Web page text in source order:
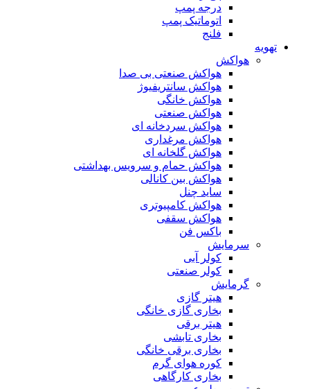
درجه پمپ
اتوماتیک پمپ
فلنج
تهویه
هواکش
هواکش صنعتی بی صدا
هواکش سانتریفیوژ
هواکش خانگی
هواکش صنعتی
هواکش سردخانه ای
هواکش مرغداری
هواکش گلخانه ای
هواکش حمام و سرویس بهداشتی
هواکش بین کانالی
ساید چنل
هواکش کامپیوتری
هواکش سقفی
باکس فن
سرمایش
کولر آبی
کولر صنعتی
گرمایش
هیتر گازی
بخاری گازی خانگی
هیتر برقی
بخاری تابشی
بخاری برقی خانگی
کوره هوای گرم
بخاری کارگاهی